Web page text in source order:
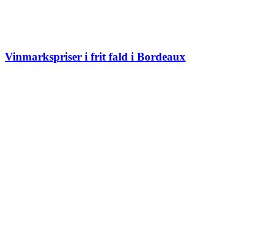
Vinmarkspriser i frit fald i Bordeaux